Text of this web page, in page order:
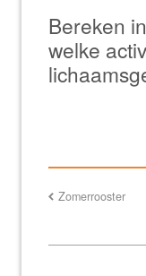
Bereken
welke
Zomerrooster